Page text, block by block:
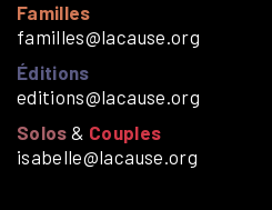
Familles
familles@lacause.org
Éditions
editions@lacause.org
Solos & Couples
isabelle@lacause.org